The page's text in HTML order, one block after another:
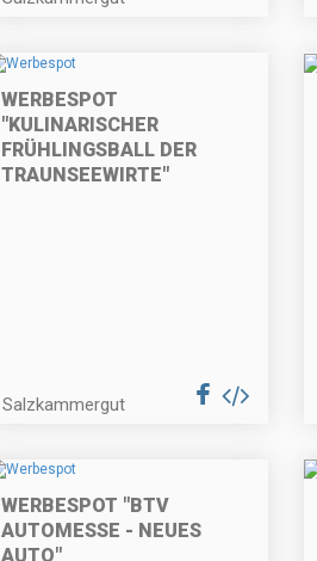
WERBESPOT
"KULINARISCHER
FRÜHLINGSBALL DER
TRAUNSEEWIRTE"
Salzkammergut
WERBESPOT "BTV
AUTOMESSE - NEUES
AUTO"